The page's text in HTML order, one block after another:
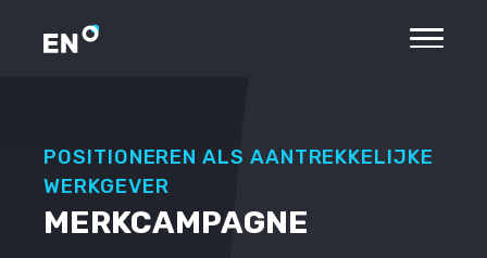
POSITIONEREN ALS AANTREKKELIJKE
WERKGEVER
MERKCAMPAGNE